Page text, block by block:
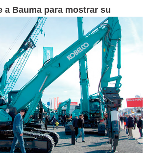
a Bauma para mostrar su